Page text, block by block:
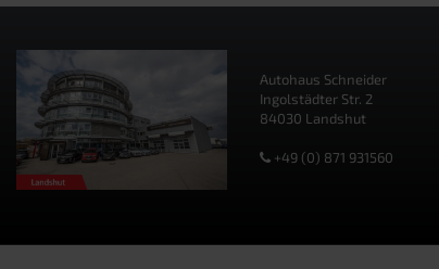
Autohaus Schneider
Ingolstädter Str. 2
84030 Landshut
+49 (0) 871 931560